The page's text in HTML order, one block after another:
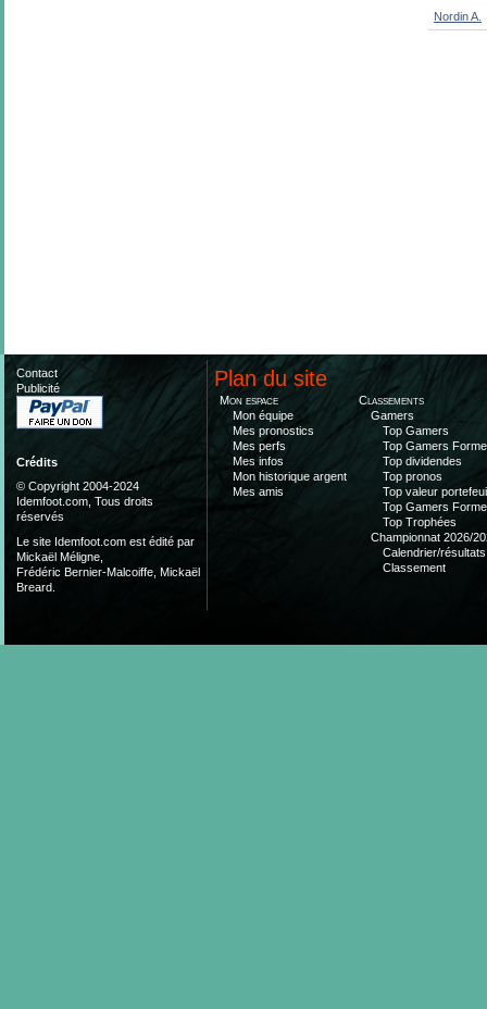
Nordin A.
Contact
Publicité
Crédits
© Copyright 2004-2024
Idemfoot.com, Tous droits
réservés
Le site Idemfoot.com est édité par
Mickaël Méligne,
Frédéric Bernier-Malcoiffe, Mickaël
Breard.
Plan du site
Mon espace
Mon équipe
Mes pronostics
Mes perfs
Mes infos
Mon historique argent
Mes amis
Classements
Gamers
Top Gamers
Top Gamers Forme
Top dividendes
Top pronos
Top valeur
Top Gamers Forme
Top Trophées
Championnat 2026/
Calendrier/résultats
Classement